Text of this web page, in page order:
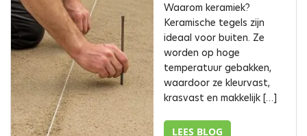
Waarom keramiek?
Keramische tegels zijn
ideaal voor buiten. Ze
worden op hoge
temperatuur gebakken,
waardoor ze kleurvast,
krasvast en makkelijk […]
LEES BLOG